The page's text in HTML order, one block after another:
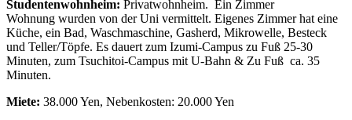
Studentenwohnheim: Privatwohnheim. Ein Zimmer
Wohnung wurden von der Uni vermittelt. Eigenes Zimmer hat eine
Küche, ein Bad, Waschmaschine, Gasherd, Mikrowelle, Besteck
und Teller/Töpfe. Es dauert zum Izumi-Campus zu Fuß 25-30
Minuten, zum Tsuchitoi-Campus mit U-Bahn & Zu Fuß ca. 35
Minuten.
Miete: 38.000 Yen, Nebenkosten: 20.000 Yen